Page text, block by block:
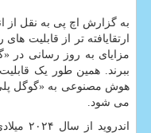
به گزارش اچ پی به نقل از
ارتقایافته تر از قابلیت
مزایای به روز رسانی در
ببرند. همین طور یک
می شود.